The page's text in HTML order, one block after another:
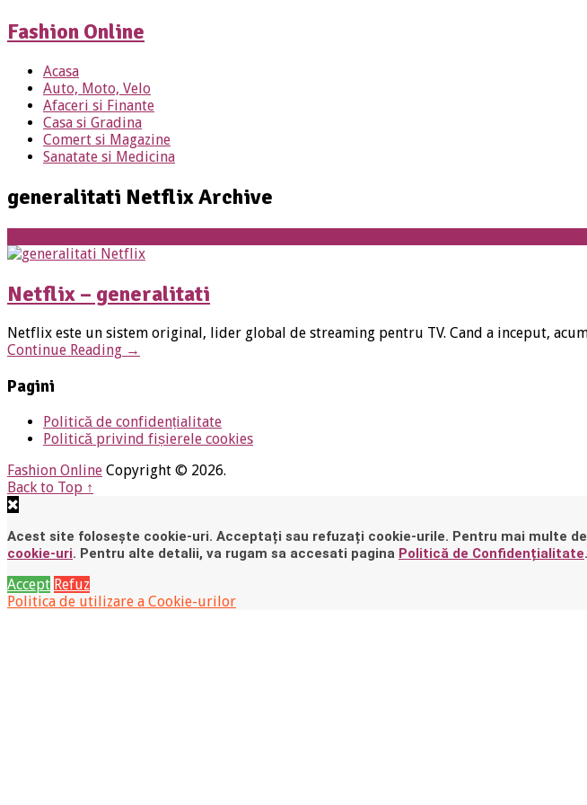
Fashion Online
Acasa
Auto, Moto, Velo
Afaceri si Finante
Casa si Gradina
Comert si Magazine
Sanatate si Medicina
generalitati Netflix Archive
Netflix – generalitati
Netflix este un sistem original, lider global de streaming pentru TV. Cand a inceput,
Continue Reading →
Pagini
Politică de confidențialitate
Politică privind fișierele cookies
Fashion Online Copyright © 2026.
Back to Top ↑
Acest site folosește cookie-uri. Acceptați sau refuzați cookie-urile. Pentru mai multe
cookie-uri. Pentru alte detalii, va rugam sa accesati pagina Politică de Confidențialitate.
Accept Refuz
Politica de utilizare a Cookie-urilor